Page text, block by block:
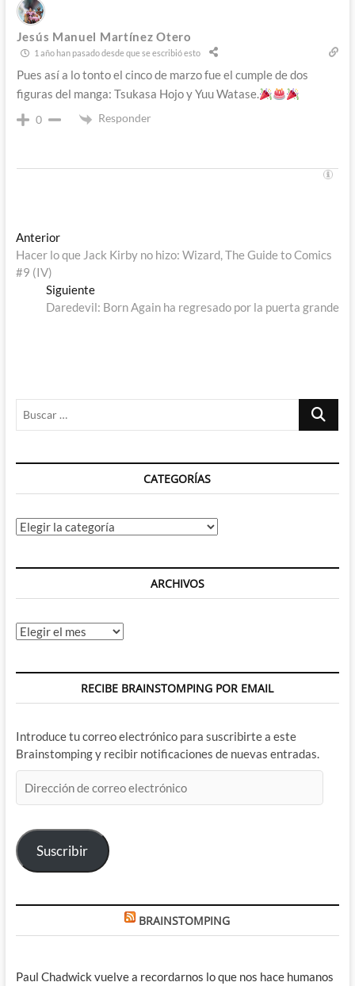
Jesús Manuel Martínez Otero
1 año han pasado desde que se escribió esto
Pues así a lo tonto el cinco de marzo fue el cumple de dos
figuras del manga: Tsukasa Hojo y Yuu Watase.
0 Responder
Navegación
de
entradas
AnteriorEntrada
anterior:
Hacer lo que Jack Kirby no hizo: Wizard, The Guide to Comics
#9 (IV)
SiguienteEntrada
siguiente:
Daredevil: Born Again ha regresado por la puerta grande
Buscar
CATEGORÍAS
Categorías
ARCHIVOS
Archivos
RECIBE BRAINSTOMPING POR EMAIL
Introduce tu correo electrónico para suscribirte a este
Brainstomping y recibir notificaciones de nuevas entradas.
de
electrónico
Suscribir
BRAINSTOMPING
Paul Chadwick vuelve a recordarnos lo que nos hace humanos